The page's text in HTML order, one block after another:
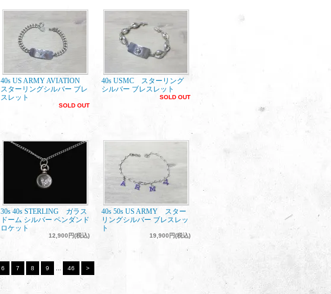
40s US ARMY AVIATION
スターリングシルバー ブレ
スレット
SOLD OUT
40s USMC スターリング
シルバー ブレスレット
SOLD OUT
30s 40s STERLING ガラス
ドーム シルバー ペンダンド
ロケット
12,900円(税込)
40s 50s US ARMY スター
リングシルバー ブレスレッ
ト
19,900円(税込)
6 7 8 9 46 >